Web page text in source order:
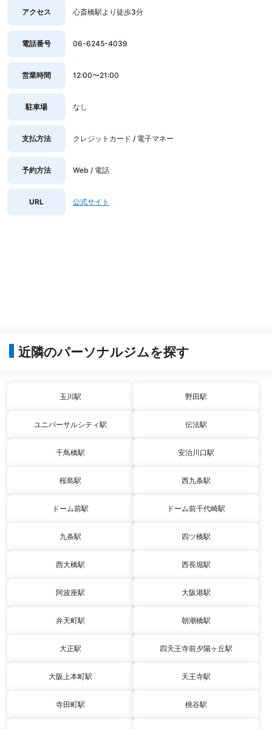
アクセス 心斎橋駅より徒歩3分
電話番号 06-6245-4039
営業時間 12:00〜21:00
駐車場 なし
支払方法 クレジットカード / 電子マネー
予約方法 Web / 電話
URL 公式サイト
近隣のパーソナルジムを探す
玉川駅 野田駅
ユニバーサルシティ駅 伝法駅
千鳥橋駅 安治川口駅
桜島駅 西九条駅
ドーム前駅 ドーム前千代崎駅
九条駅 四ツ橋駅
西大橋駅 西長堀駅
阿波座駅 大阪港駅
弁天町駅 朝潮橋駅
大正駅 四天王寺前夕陽ヶ丘駅
大阪上本町駅 天王寺駅
寺田町駅 桃谷駅